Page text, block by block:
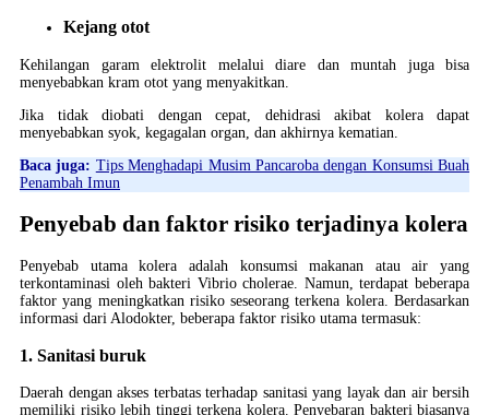
Kejang otot
Kehilangan garam elektrolit melalui diare dan muntah juga bisa
menyebabkan kram otot yang menyakitkan.
Jika tidak diobati dengan cepat, dehidrasi akibat kolera dapat
menyebabkan syok, kegagalan organ, dan akhirnya kematian.
Baca juga: Tips Menghadapi Musim Pancaroba dengan Konsumsi Buah
Penambah Imun
Penyebab dan faktor risiko terjadinya kolera
Penyebab utama kolera adalah konsumsi makanan atau air yang
terkontaminasi oleh bakteri Vibrio cholerae. Namun, terdapat beberapa
faktor yang meningkatkan risiko seseorang terkena kolera. Berdasarkan
informasi dari Alodokter, beberapa faktor risiko utama termasuk:
1. Sanitasi buruk
Daerah dengan akses terbatas terhadap sanitasi yang layak dan air bersih
memiliki risiko lebih tinggi terkena kolera. Penyebaran bakteri biasanya